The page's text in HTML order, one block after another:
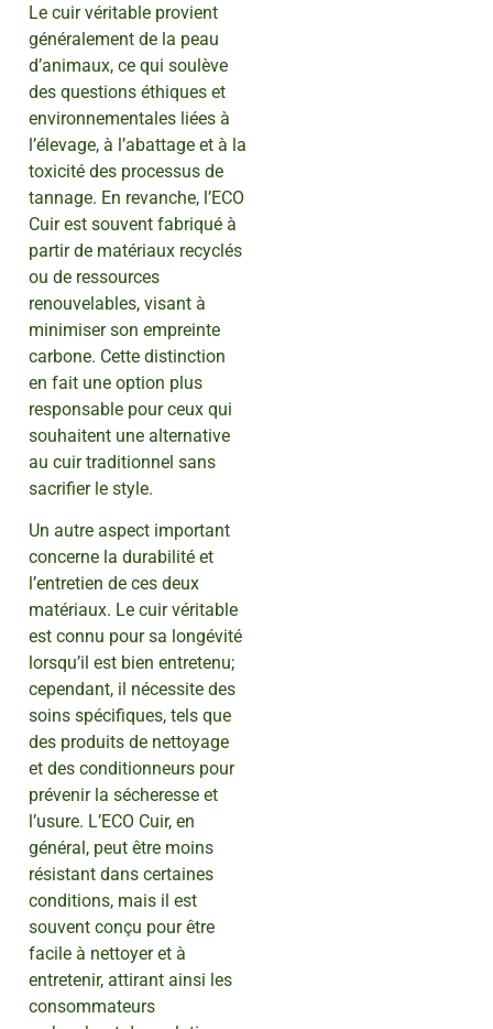
Le cuir véritable provient
généralement de la peau
d’animaux, ce qui soulève
des questions éthiques et
environnementales liées à
l’élevage, à l’abattage et à la
toxicité des processus de
tannage. En revanche, l’ECO
Cuir est souvent fabriqué à
partir de matériaux recyclés
ou de ressources
renouvelables, visant à
minimiser son empreinte
carbone. Cette distinction
en fait une option plus
responsable pour ceux qui
souhaitent une alternative
au cuir traditionnel sans
sacrifier le style.
Un autre aspect important
concerne la durabilité et
l’entretien de ces deux
matériaux. Le cuir véritable
est connu pour sa longévité
lorsqu’il est bien entretenu;
cependant, il nécessite des
soins spécifiques, tels que
des produits de nettoyage
et des conditionneurs pour
prévenir la sécheresse et
l’usure. L’ECO Cuir, en
général, peut être moins
résistant dans certaines
conditions, mais il est
souvent conçu pour être
facile à nettoyer et à
entretenir, attirant ainsi les
consommateurs